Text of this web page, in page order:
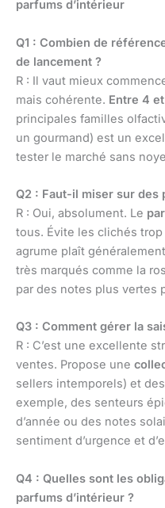
parfums d’intérieur
Q1 : Combien de
de lancement ?
R : Il vaut mieux
mais cohérente. Entre 4
principales familles
un gourmand) est un
tester le marché sans
Q2 : Faut-il miser sur des
R : Oui, absolument. Le
tous. Évite les clichés
agrume plaît
très marqués comme la
par des notes plus vertes
Q3 : Comment gérer la
R : C’est une excellente
ventes. Propose une
sellers intemporels) et des
exemple, des senteurs
d’année ou des notes
sentiment d’urgence et
Q4 : Quelles sont les
parfums d’intérieur ?